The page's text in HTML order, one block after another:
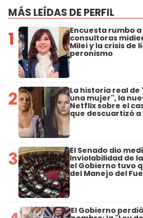
MÁS LEÍDAS DE PERFIL
1 Encuesta rumbo
consultoras
Milei y la crisis de
peronismo
2 La historia real de
una mujer", la
Netflix sobre el
que descuartizó
3 El Senado dio
Inviolabilidad de
el Gobierno tuvo
del Manejo del
El Gobierno